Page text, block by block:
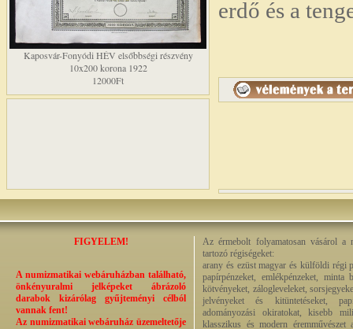
Kaposvár-Fonyódi HÉV elsőbbségi részvény
10x200 korona 1922
12000Ft
erdő és a
FIGYELEM!
A numizmatikai webáruházban található,
önkényuralmi jelképeket ábrázoló
darabok kizárólag gyűjteményi célból
vannak fent!
Az numizmatikai webáruház üzemeltetője
Az érmebolt folyamatosan vásárol a
tartozó régiségeket:
arany és ezüst magyar és külföldi régi
papírpénzeket, emlékpénzeket, minta
kötvényeket, zálogleveleket,
jelvényeket és kitüntetéseket,
adományozási okiratokat, kisebb
klasszikus és modern éremművészet